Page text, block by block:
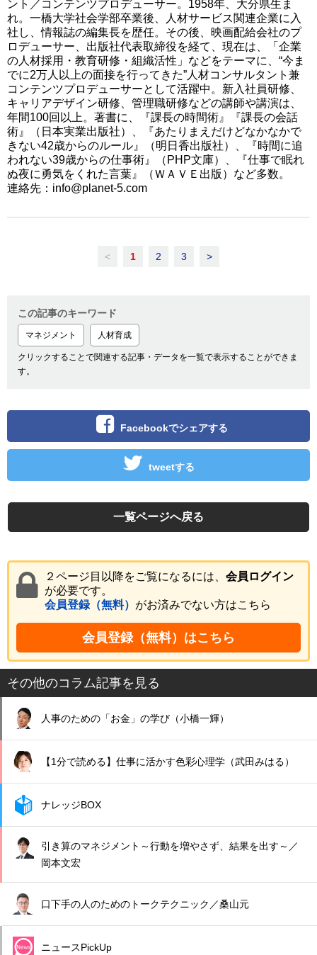
ント／コンテンツプロデューサー。1958年、大分県生ま
れ。一橋大学社会学部卒業後、人材サービス関連企業に入
社し、情報誌の編集長を歴任。その後、映画配給会社のプ
ロデューサー、出版社代表取締役を経て、現在は、「企業
の人材採用・教育研修・組織活性」などをテーマに、“今ま
でに2万人以上の面接を行ってきた”人材コンサルタント兼
コンテンツプロデューサーとして活躍中。新入社員研修、
キャリアデザイン研修、管理職研修などの講師や講演は、
年間100回以上。著書に、『課長の時間術』『課長の会話
術』（日本実業出版社）、『あたりまえだけどなかなかで
きない42歳からのルール』（明日香出版社）、『時間に追
われない39歳からの仕事術』（PHP文庫）、『仕事で眠れ
ぬ夜に勇気をくれた言葉』（ＷＡＶＥ出版）など多数。
連絡先：info@planet-5.com
< 1 2 3 >
この記事のキーワード
マネジメント 人材育成
クリックすることで関連する記事・データを一覧で表示することができま
す。
Facebookでシェアする
tweetする
一覧ページへ戻る
２ページ目以降をご覧になるには、 会員ログイン
が必要です。
会員登録（無料） がお済みでない方はこちら
会員登録（無料）はこちら
その他のコラム記事を見る
人事のための「お金」の学び（小橋一輝）
【1分で読める】仕事に活かす色彩心理学（武田みはる）
ナレッジBOX
引き算のマネジメント～行動を増やさず、結果を出す～／
岡本文宏
口下手の人のためのトークテクニック／桑山元
ニュースPickUp